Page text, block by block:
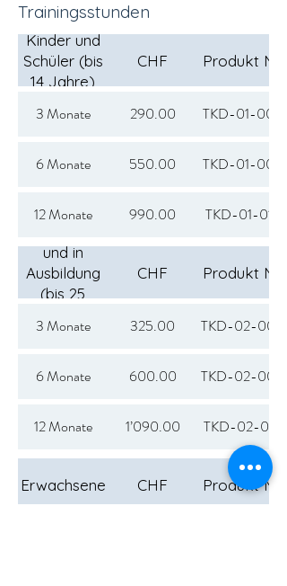
Trainingsstunden
Kinder und
Schüler (bis
14 Jahre)
CHF Produkt Nr.
3 Monate 290.00 TKD-01-003
6 Monate 550.00 TKD-01-006
12 Monate 990.00 TKD-01-012
und in
Ausbildung
(bis 25
CHF Produkt Nr.
3 Monate 325.00 TKD-02-003
6 Monate 600.00 TKD-02-006
12 Monate 1’090.00 TKD-02-012
Erwachsene CHF Produkt Nr.